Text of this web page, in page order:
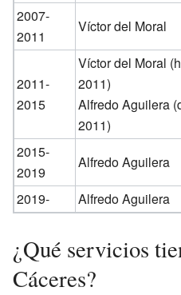
2007-
2011
Víctor del Moral
2011-
2015
Víctor del Moral
2011)
Alfredo Aguilera
2011)
2015-
2019
Alfredo Aguilera
2019-
Alfredo Aguilera
¿Qué servicios
Cáceres?